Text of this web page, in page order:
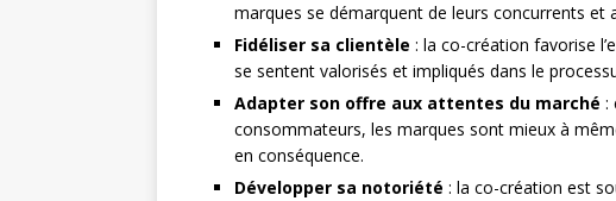
marques se démarquent de leurs concurrents et
Fidéliser sa clientèle : la co-création favorise
se sentent valorisés et impliqués dans le
Adapter son offre aux attentes du marché :
consommateurs, les marques sont mieux à
en conséquence.
Développer sa notoriété : la co-création est